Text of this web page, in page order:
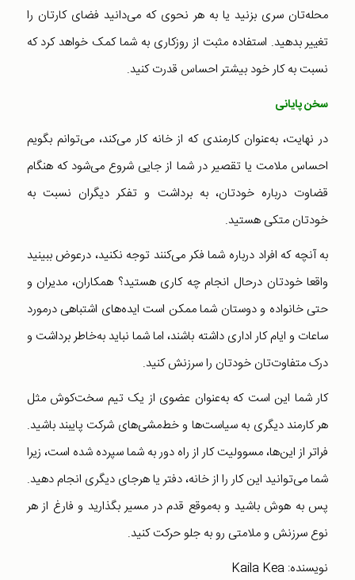
محله‌تان سری بزنید یا به هر نحوی که می‌دانید فضای کارتان را
تغییر بدهید. استفاده مثبت از روزکاری به شما کمک خواهد کرد که
نسبت به کار خود بیشتر احساس قدرت کنید.
سخن پایانی
در نهایت، به‌عنوان کارمندی که از خانه کار می‌کند، می‌توانم بگویم
احساس ملامت یا تقصیر در شما از جایی شروع می‌شود که هنگام
قضاوت درباره خودتان، به برداشت و تفکر دیگران نسبت به
خودتان متکی هستید.
به آنچه که افراد درباره شما فکر می‌کنند توجه نکنید، درعوض ببینید
واقعا خودتان درحال انجام چه کاری هستید؟ همکاران، مدیران و
حتی خانواده و دوستان شما ممکن است ایده‌های اشتباهی درمورد
ساعات و ایام کار اداری داشته باشند، اما شما نباید به‌خاطر برداشت و
درک متفاوت‌تان خودتان را سرزنش کنید.
کار شما این است که به‌عنوان عضوی از یک تیم سخت‌کوش مثل
هر کارمند دیگری به سیاست‌ها و خط‌مشی‌های شرکت پایبند باشید.
فراتر از این‌ها، مسوولیت کار از راه دور به شما سپرده شده است، زیرا
شما می‌توانید این کار را از خانه، دفتر یا هرجای دیگری انجام دهید.
پس به هوش باشید و به‌موقع قدم در مسیر بگذارید و فارغ از هر
نوع سرزنش و ملامتی رو به جلو حرکت کنید.
نویسنده: Kaila Kea